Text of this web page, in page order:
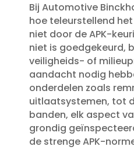
Bij Automotive
hoe teleurstellend
niet door de APK-
niet is goedgekeurd,
veiligheids- of
aandacht nodig
onderdelen zoals
uitlaatsystemen, tot
banden, elk aspect
grondig
de strenge APK-